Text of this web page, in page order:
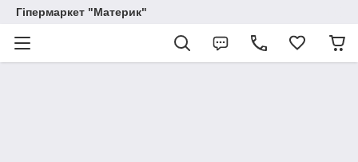
Гіпермаркет "Материк"